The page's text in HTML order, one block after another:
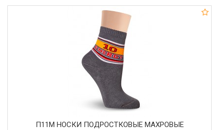
П11М НОСКИ ПОДРОСТКОВЫЕ МАХРОВЫЕ